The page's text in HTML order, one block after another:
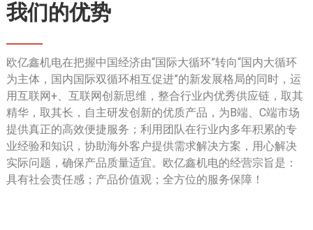
我们的优势
欧亿鑫机电在把握中国经济由“国际大循环”转向“国内大循环
为主体，国内国际双循环相互促进”的新发展格局的同时，运
用互联网+、互联网创新思维，整合行业内优秀供应链，取其
精华，取其长，自主研发创新的优质产品，为B端、C端市场
提供真正的高效便捷服务；利用团队在行业内多年积累的专
业经验和知识，协助海外客户提供需求解决方案，用心解决
实际问题，确保产品质量适宜。欧亿鑫机电的经营宗旨是：
具有社会责任感；产品价值观；全方位的服务保障！